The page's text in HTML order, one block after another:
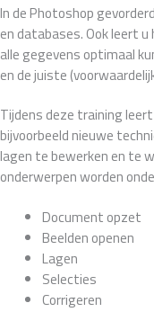
In de Photoshop
en databases. Ook leert
alle gegevens optimaal
en de juiste
Tijdens deze training
bijvoorbeeld nieuwe
lagen te bewerken en te
onderwerpen worden
Document opzet
Beelden openen
Lagen
Selecties
Corrigeren